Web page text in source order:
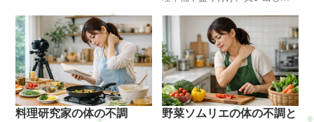
神経の乱れが起こりやすい職業
です。本記事では原因や体の変
化、整体での改善方法を横浜市
戸塚区の整体師視点で解説しま
す。
担がかかりやすい仕事です。体
に起こる不調の原因と改善方法
を、整体師の視点でわかりやす
く解説します。横浜市戸塚区・
戸塚エリアで不調に悩む方にも
役立つ内容です。
料理研究家の体の不調
野菜ソムリエの体の不調と